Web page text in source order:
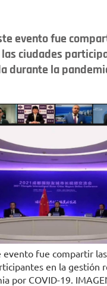
evento fue
ciudades
durante la
evento fue compartir
en la gestión
por COVID-19.